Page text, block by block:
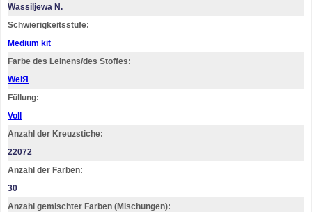
Wassiljewa N.
Schwierigkeitsstufe:
Medium kit
Farbe des Leinens/des Stoffes:
WeiЯ
Füllung:
Voll
Anzahl der Kreuzstiche:
22072
Anzahl der Farben:
30
Anzahl gemischter Farben (Mischungen):